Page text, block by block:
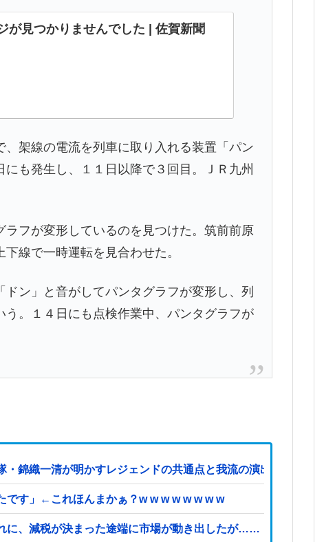
が見つかりませんでした | 佐賀新聞
架線の電流を列車に取り入れる装置「パン
も発生し、１１日以降で３回目。ＪＲ九州
フが変形しているのを見つけた。筑前前原
線で一時運転を見合わせた。
ン」と音がしてパンタグラフが変形し、列
。１４日にも点検作業中、パンタグラフが
錦織一清が明かすレジェンドの共通点と我流の演出論
です」←これほんまかぁ？w w w w w w w w
に、減税が決まった途端に市場が動き出したが……